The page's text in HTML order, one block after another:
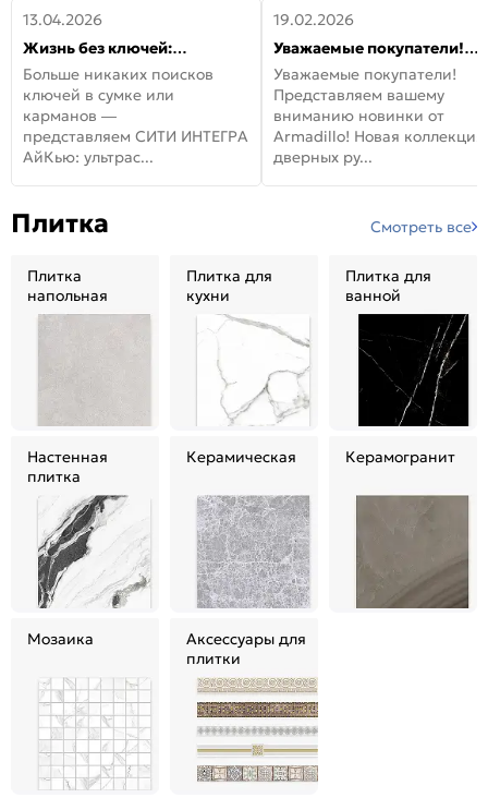
13.04.2026
Жизнь без ключей:
встречайте новую дверь
СИТИ ИНТЕГРА АйКью!
Больше никаких поисков
ключей в сумке или
карманов —
представляем СИТИ ИНТЕГРА
АйКью: ультрас...
19.02.2026
Уважаемые покупатели!
Представляем вашему
вниманию новинки от
Armadillo!
Уважаемые покупатели!
Представляем вашему
вниманию новинки от
Armadillo! Новая коллекция
дверных ру...
Плитка Смотреть все
Плитка
напольная
Плитка для
кухни
Плитка для
ванной
Настенная
плитка
Керамическая Керамогранит
Мозаика
Аксессуары для
плитки